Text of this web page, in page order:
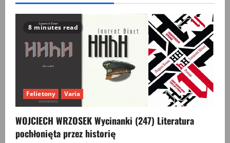
8 minutes read
Felietony Varia
WOJCIECH WRZOSEK Wycinanki (247) Literatura
pochłonięta przez historię